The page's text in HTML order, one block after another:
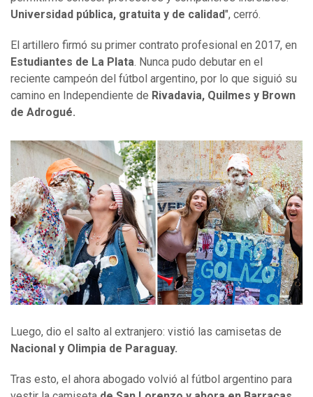
Universidad pública, gratuita y de calidad", cerró.
El artillero firmó su primer contrato profesional en 2017, en
Estudiantes de La Plata. Nunca pudo debutar en el
reciente campeón del fútbol argentino, por lo que siguió su
camino en Independiente de Rivadavia, Quilmes y Brown
de Adrogué.
Luego, dio el salto al extranjero: vistió las camisetas de
Nacional y Olimpia de Paraguay.
Tras esto, el ahora abogado volvió al fútbol argentino para